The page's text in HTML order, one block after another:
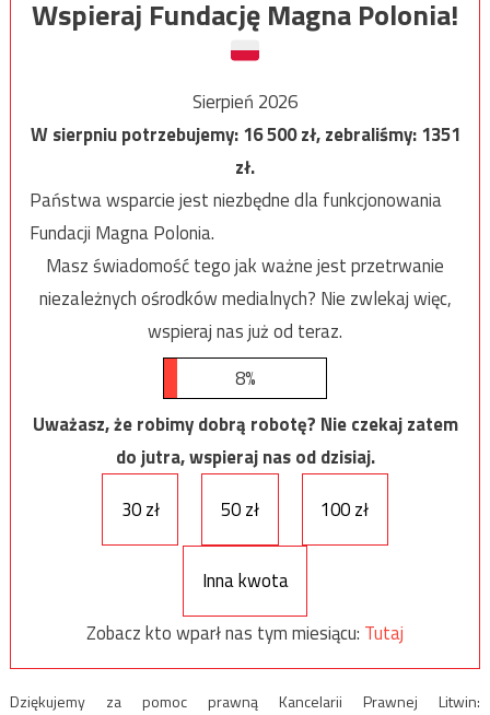
Wspieraj Fundację Magna Polonia!
Sierpień 2026
W sierpniu potrzebujemy:16 500zł, zebraliśmy:1351
zł.
Państwa wsparcie jest niezbędne dla funkcjonowania
Fundacji Magna Polonia.
Masz świadomość tego jak ważne jest przetrwanie
niezależnych ośrodków medialnych? Nie zwlekaj więc,
wspieraj nas już od teraz.
8%
Uważasz, że robimy dobrą robotę? Nie czekaj zatem
do jutra, wspieraj nas od dzisiaj.
30 zł
50 zł 100 zł
Inna kwota
Zobacz kto wparł nas tym miesiącu: Tutaj
Dziękujemy za pomoc prawną Kancelarii Prawnej Litwin: